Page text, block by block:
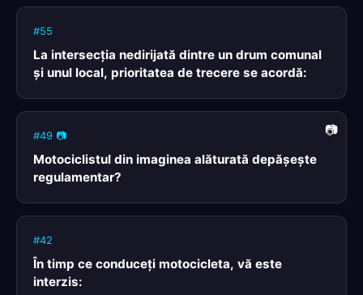
#55
La intersecţia nedirijată dintre un drum comunal
şi unul local, prioritatea de trecere se acordă:
#49 📷
Motociclistul din imaginea alăturată depăşeşte
regulamentar?
#42
În timp ce conduceţi motocicleta, vă este
interzis: